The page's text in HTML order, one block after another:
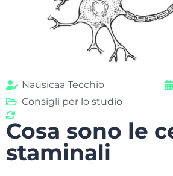
Nausicaa Tecchio
Consigli per lo studio
Cosa sono le
staminali